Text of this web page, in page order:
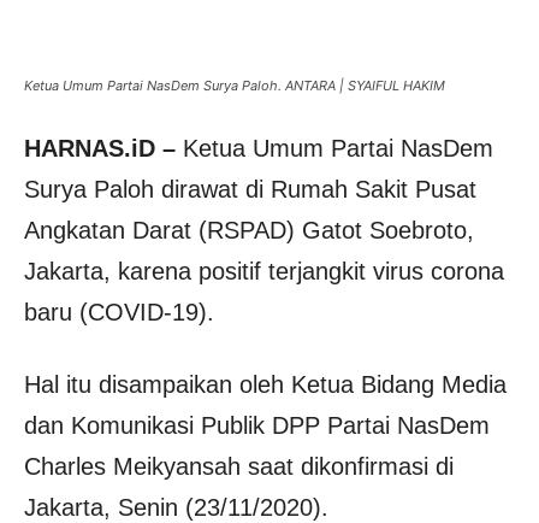
Ketua Umum Partai NasDem Surya Paloh. ANTARA | SYAIFUL HAKIM
HARNAS.iD – Ketua Umum Partai NasDem
Surya Paloh dirawat di Rumah Sakit Pusat
Angkatan Darat (RSPAD) Gatot Soebroto,
Jakarta, karena positif terjangkit virus corona
baru (COVID-19).
Hal itu disampaikan oleh Ketua Bidang Media
dan Komunikasi Publik DPP Partai NasDem
Charles Meikyansah saat dikonfirmasi di
Jakarta, Senin (23/11/2020).